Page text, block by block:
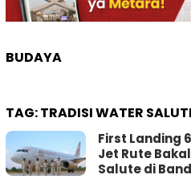
BUDAYA
TAG:TRADISI WATER
First Landing
Jet Rute
Salute di